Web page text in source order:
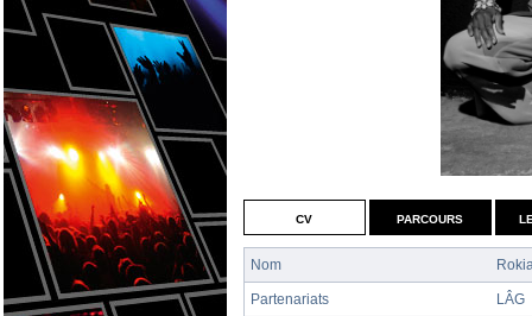
cv
Nom
Partenariats LÂG
parcours